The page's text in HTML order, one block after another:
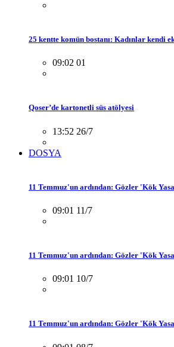
25 kentte komün bostanı: Kadınlar kendi
09:02 01
Qoser’de kartonetli süs atölyesi
13:52 26/7
DOSYA
11 Temmuz'un ardından: Gözler 'Kök
09:01 11/7
11 Temmuz'un ardından: Gözler 'Kök
09:01 10/7
11 Temmuz'un ardından: Gözler 'Kök